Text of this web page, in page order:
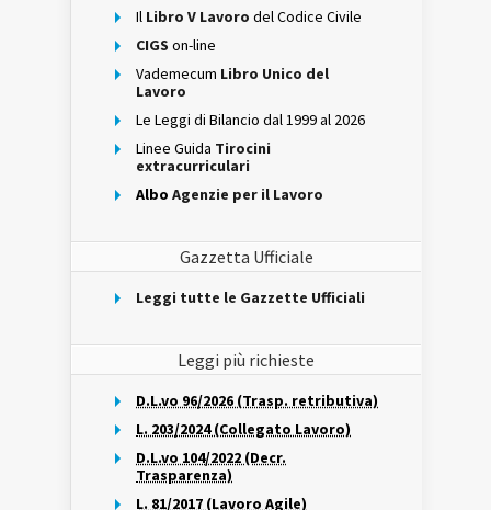
Il Libro V Lavoro del Codice Civile
CIGS on-line
Vademecum Libro Unico del
Lavoro
Le Leggi di Bilancio dal 1999 al 2026
Linee Guida Tirocini
extracurriculari
Albo Agenzie per il Lavoro
Gazzetta Ufficiale
Leggi tutte le Gazzette Ufficiali
Leggi più richieste
D.L.vo 96/2026 (Trasp. retributiva)
L. 203/2024 (Collegato Lavoro)
D.L.vo 104/2022 (Decr.
Trasparenza)
L. 81/2017 (Lavoro Agile)